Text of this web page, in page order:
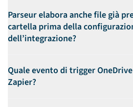
Parseur elabora anche file già
cartella prima della
dell’integrazione?
Quale evento di trigger
Zapier?